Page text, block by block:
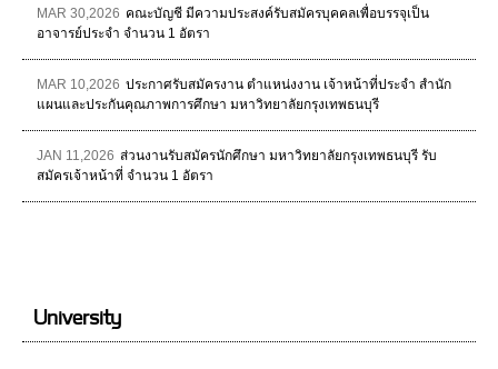
MAR 30,2026 คณะบัญชี มีความประสงค์รับสมัครบุคคลเพื่อบรรจุเป็น
อาจารย์ประจำ จำนวน 1 อัตรา
MAR 10,2026 ประกาศรับสมัครงาน ตำแหน่งงาน เจ้าหน้าที่ประจำ สำนัก
แผนและประกันคุณภาพการศึกษา มหาวิทยาลัยกรุงเทพธนบุรี
JAN 11,2026 ส่วนงานรับสมัครนักศึกษา มหาวิทยาลัยกรุงเทพธนบุรี รับ
สมัครเจ้าหน้าที่ จำนวน 1 อัตรา
University